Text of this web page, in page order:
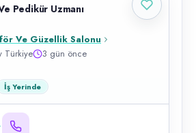
Pedikür Uzmanı
Ve Güzellik Salonu
Türkiye
3 gün önce
İş Yerinde